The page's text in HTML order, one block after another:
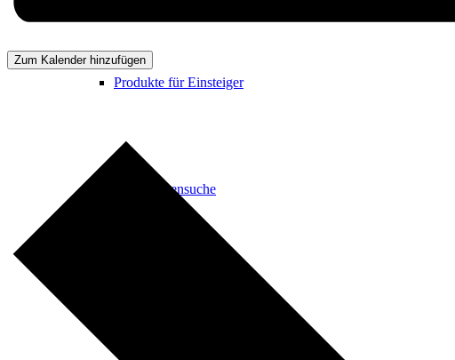
Produkte für Einsteiger
Therapeutensuche
Zum Kalender hinzufügen